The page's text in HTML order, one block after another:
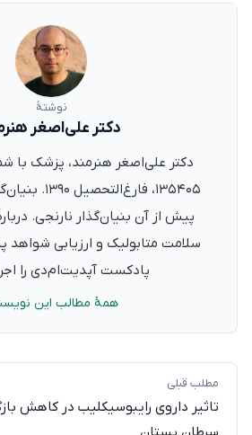
نوشتهٔ
دکتر علی‌اصغر
دکتر علی‌اصغر هنرمند، پزشک با
۱۳۵۴۰۵،
پیش از آن بنیان‌گذار نارنجی.
سلامت متابولیک و ارزیابی
پادکست آپدیت‌ام‌دی را
همهٔ مطالب این
مطلب قبلی
تاثیر داروی رایبوسیکلیب در کاهش